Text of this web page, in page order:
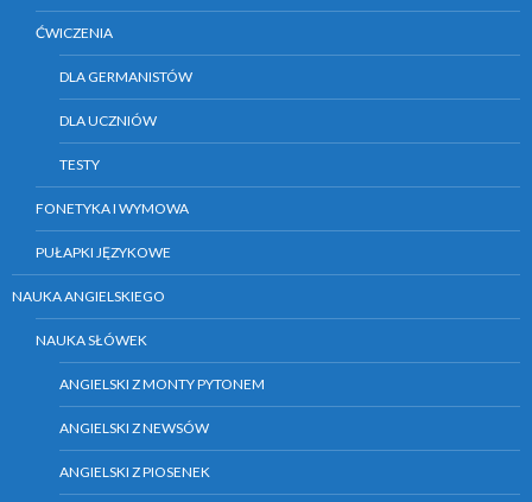
ĆWICZENIA
DLA GERMANISTÓW
DLA UCZNIÓW
TESTY
FONETYKA I WYMOWA
PUŁAPKI JĘZYKOWE
NAUKA ANGIELSKIEGO
NAUKA SŁÓWEK
ANGIELSKI Z MONTY PYTONEM
ANGIELSKI Z NEWSÓW
ANGIELSKI Z PIOSENEK